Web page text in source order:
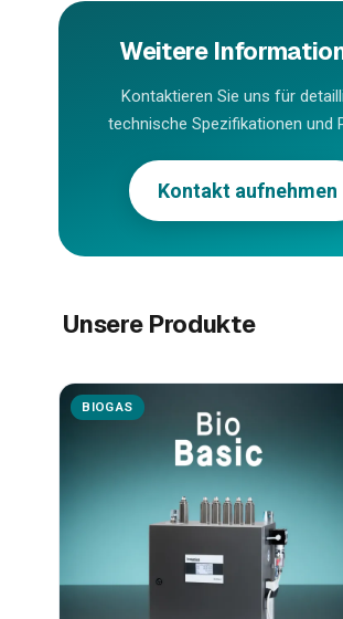
Weitere
Kontaktieren Sie uns für
technische Spezifikationen und
Kontakt aufnehmen
Unsere Produkte
BIOGAS